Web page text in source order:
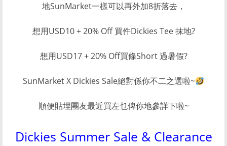
地SunMarket一樣可以再外加8折落去，
想用USD10 + 20% Off 買件Dickies Tee 抹地?
想用USD17 + 20% Off買條Short 過暑假?
SunMarket X Dickies Sale絕對係你不二之選啦~
順便貼埋團友最近買左乜俾你地參詳下啦~
Dickies Summer Sale & Clearance